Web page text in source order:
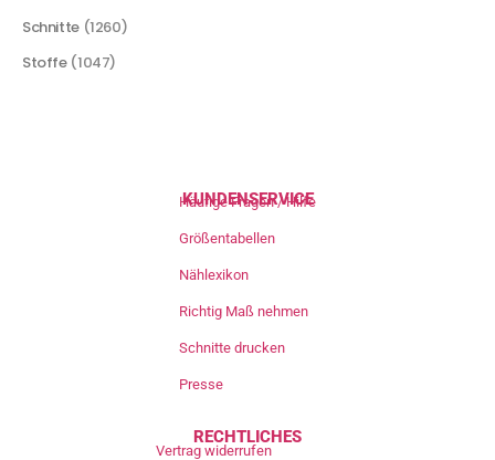
Schnitte (1260)
Stoffe (1047)
KUNDENSERVICE
Häufige Fragen / Hilfe
Größentabellen
Nählexikon
Richtig Maß nehmen
Schnitte drucken
Presse
RECHTLICHES
Vertrag widerrufen